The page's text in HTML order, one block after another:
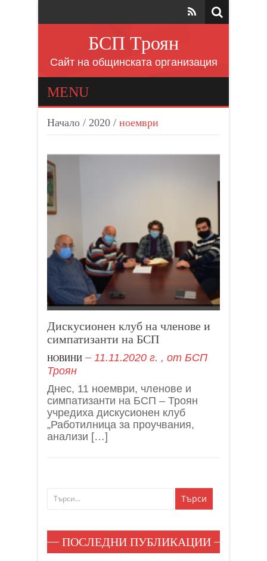
БСП Троян
Сайт на общинската организация
MENU
Начало / 2020 / ноември
Дискусионен клуб на членове и
симпатизанти на БСП
НОВИНИ 11.11.2020 г. , от БСП
Троян
Днес, 11 ноември, членове и
симпатизанти на БСП – Троян
учредиха дискусионен клуб
„Работилница за проучвания,
анализи […]
ПОСЛЕДНИ ПУБЛИКАЦИИ